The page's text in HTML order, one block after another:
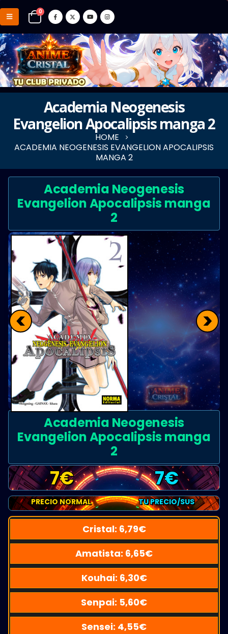
0
Academia Neogenesis
Evangelion Apocalipsis manga 2
HOME
ACADEMIA NEOGENESIS EVANGELION APOCALIPSIS
MANGA 2
Academia Neogenesis
Evangelion Apocalipsis manga
2
< >
Academia Neogenesis
Evangelion Apocalipsis manga
2
7€ 7€
PRECIO NORMAL TU PRECIO/SUS
Cristal: 6,79€
Amatista: 6,65€
Kouhai: 6,30€
Senpai: 5,60€
Sensei: 4,55€